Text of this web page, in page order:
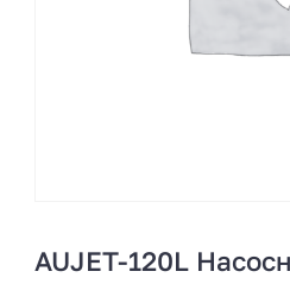
AUJET-120L